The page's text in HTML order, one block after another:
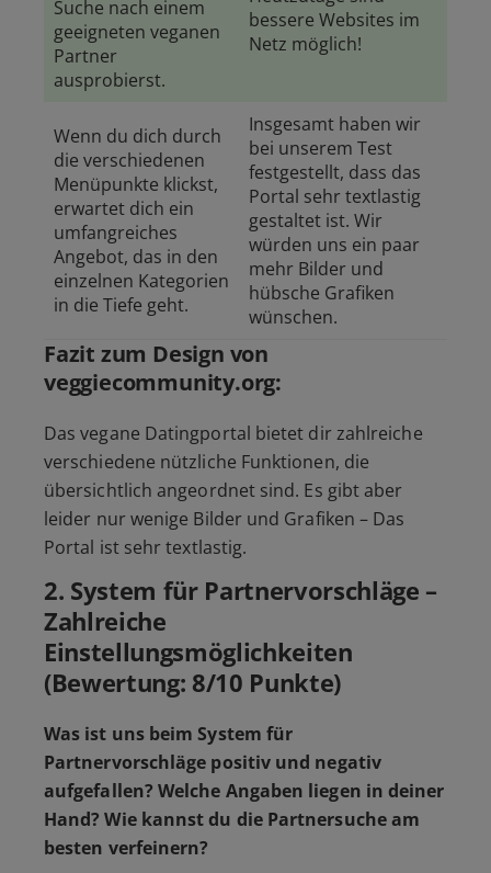
Suche nach einem
geeigneten veganen
Partner
ausprobierst.
bessere Websites im
Netz möglich!
Wenn du dich durch
die verschiedenen
Menüpunkte klickst,
erwartet dich ein
umfangreiches
Angebot, das in den
einzelnen Kategorien
in die Tiefe geht.
Insgesamt haben wir
bei unserem Test
festgestellt, dass das
Portal sehr textlastig
gestaltet ist. Wir
würden uns ein paar
mehr Bilder und
hübsche Grafiken
wünschen.
Fazit zum Design von
veggiecommunity.org:
Das vegane Datingportal bietet dir zahlreiche
verschiedene nützliche Funktionen, die
übersichtlich angeordnet sind. Es gibt aber
leider nur wenige Bilder und Grafiken – Das
Portal ist sehr textlastig.
2. System für Partnervorschläge –
Zahlreiche
Einstellungsmöglichkeiten
(Bewertung: 8/10 Punkte)
Was ist uns beim System für
Partnervorschläge positiv und negativ
aufgefallen? Welche Angaben liegen in deiner
Hand? Wie kannst du die Partnersuche am
besten verfeinern?